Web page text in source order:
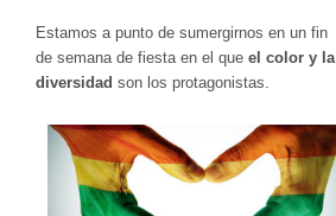
Estamos a punto de sumergirnos en un fin
de semana de fiesta en el que el color y la
diversidad son los protagonistas.